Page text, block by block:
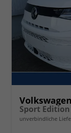
Sport Edition
unverbindliche